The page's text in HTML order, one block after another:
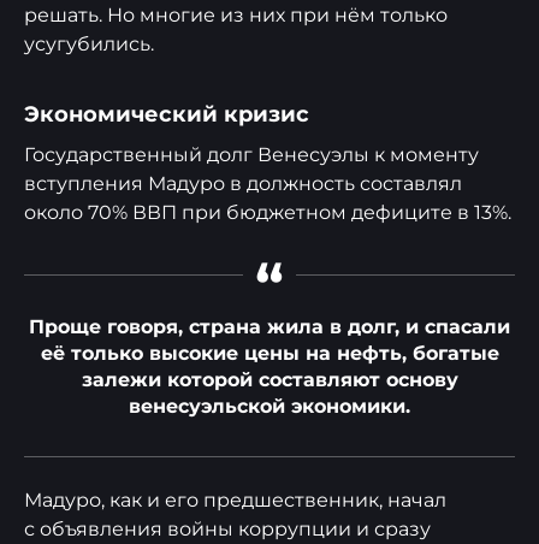
решать. Но многие из них при нём только
усугубились.
Экономический кризис
Государственный долг Венесуэлы к моменту
вступления Мадуро в должность составлял
около 70% ВВП при бюджетном дефиците в 13%.
“
Проще говоря, страна жила в долг, и спасали
её только высокие цены на нефть, богатые
залежи которой составляют основу
венесуэльской экономики.
Мадуро, как и его предшественник, начал
с объявления войны коррупции и сразу